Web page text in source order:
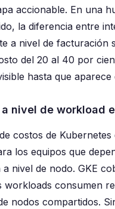
accionable. En una
la diferencia entre
a nivel de facturación
del 20 al 40 por
hasta que
nivel de workload
costos de
los equipos que
nivel de nodo. GKE
workloads consumen
nodos compartidos.